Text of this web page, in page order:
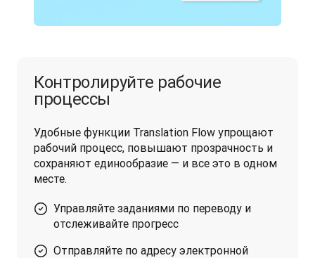
Контролируйте рабочие
процессы
Удобные функции Translation Flow упрощают
рабочий процесс, повышают прозрачность и
сохраняют единообразие — и все это в одном
месте.
Управляйте заданиями по переводу и
отслеживайте прогресс
Отправляйте по адресу электронной